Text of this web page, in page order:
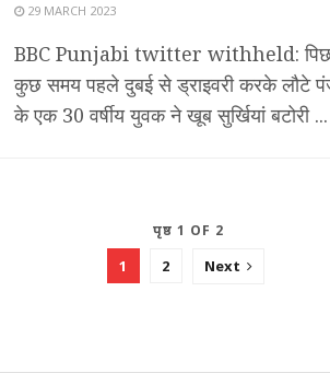
29 MARCH 2023
BBC Punjabi twitter withheld:
कुछ समय पहले दुबई से ड्राइवरी करके लौटे
के एक 30 वर्षीय युवक ने खूब सुर्खियां बटोरी ...
पृष्ठ 1 OF 2
1 2 Next